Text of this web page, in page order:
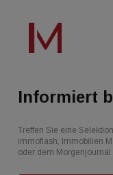
Informiert
Treffen Sie eine
immoflash, Immobilien
oder dem Morgenjournal